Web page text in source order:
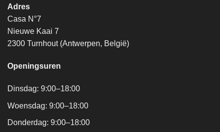
Adres
Casa N°7
Nieuwe Kaai 7
2300 Turnhout (Antwerpen, België)
Openingsuren
Dinsdag: 9:00–18:00
Woensdag: 9:00–18:00
Donderdag: 9:00–18:00